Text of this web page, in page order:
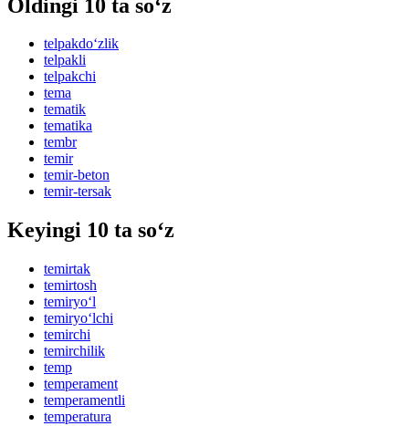
Oldingi 10 ta so‘z
telpakdo‘zlik
telpakli
telpakchi
tema
tematik
tematika
tembr
temir
temir-beton
temir-tersak
Keyingi 10 ta so‘z
temirtak
temirtosh
temiryo‘l
temiryo‘lchi
temirchi
temirchilik
temp
temperament
temperamentli
temperatura